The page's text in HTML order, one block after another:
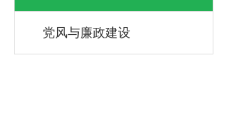
党风与廉政建设